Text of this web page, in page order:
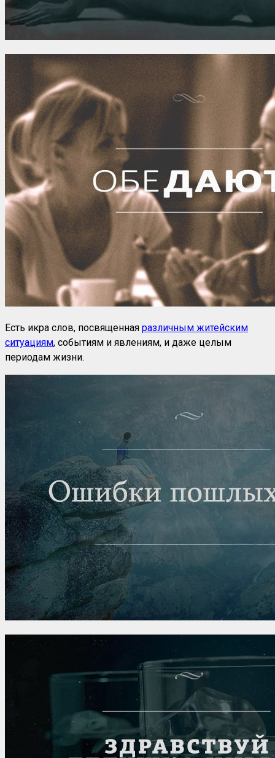
Есть икра слов, посвященная различным житейским
ситуациям, событиям и явлениям, и даже целым
периодам жизни.